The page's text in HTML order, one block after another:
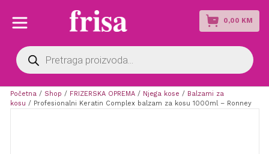
0,00 KM
Products
search
Početna / Shop / FRIZERSKA OPREMA/ Njega kose / Balzami za
kosu / Profesionalni Keratin Complex balzam za kosu 1000ml – Ronney